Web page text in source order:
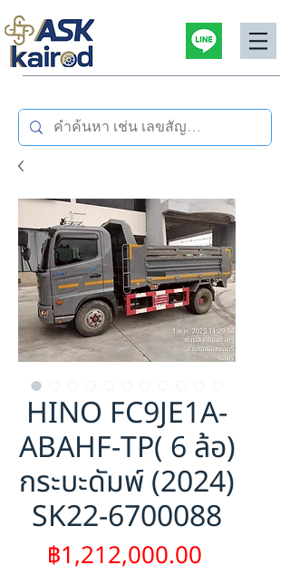
HINO FC9JE1A-
ABAHF-TP( 6 ล้อ)
กระบะดัมพ์ (2024)
SK22-6700088
฿1,212,000.00